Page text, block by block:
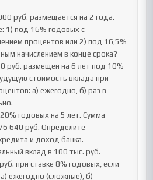
руб. размещается на 2 года.
1) под 16% годовых с
процентов или 2) под 16,5%
начислением в конце срока?
руб. размещен на 6 лет под 10%
стоимость вклада при
а) ежегодно, б) раз в
годовых на 5 лет. Сумма
640 руб. Определите
и доход банка.
вклад в 100 тыс. руб.
при ставке 8% годовых, если
ежегодно (сложные), б)